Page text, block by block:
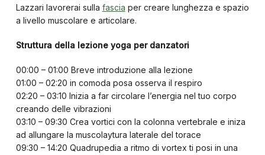
Lazzari lavorerai sulla fascia per creare lunghezza e spazio
a livello muscolare e articolare.
Struttura della lezione yoga per danzatori
00:00 – 01:00 Breve introduzione alla lezione
01:00 – 02:20 in comoda posa osserva il respiro
02:20 – 03:10 Inizia a far circolare l’energia nel tuo corpo
creando delle vibrazioni
03:10 – 09:30 Crea vortici con la colonna vertebrale e iniza
ad allungare la muscolaytura laterale del torace
09:30 – 14:20 Quadrupedia a ritmo di vortex ti posi in una